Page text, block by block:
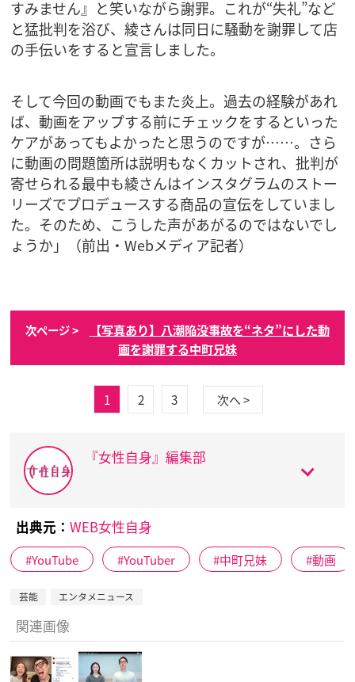
すみません』と笑いながら謝罪。これが“失礼”など
と猛批判を浴び、綾さんは同日に騒動を謝罪して店
の手伝いをすると宣言しました。
そして今回の動画でもまた炎上。過去の経験があれ
ば、動画をアップする前にチェックをするといった
ケアがあってもよかったと思うのですが……。さら
に動画の問題箇所は説明もなくカットされ、批判が
寄せられる最中も綾さんはインスタグラムのストー
リーズでプロデュースする商品の宣伝をしていまし
た。そのため、こうした声があがるのではないでし
ょうか」（前出・Webメディア記者）
次ページ >
【写真あり】八潮陥没事故を“ネタ”にした動
画を謝罪する中町兄妹
1 2 3 次へ >
『女性自身』編集部
出典元： WEB女性自身
YouTube YouTuber 中町兄妹 動画
芸能 エンタメニュース
関連画像